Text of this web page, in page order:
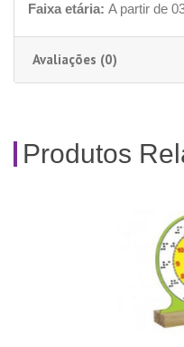
Faixa etária: A partir de
Avaliações (0)
Produtos